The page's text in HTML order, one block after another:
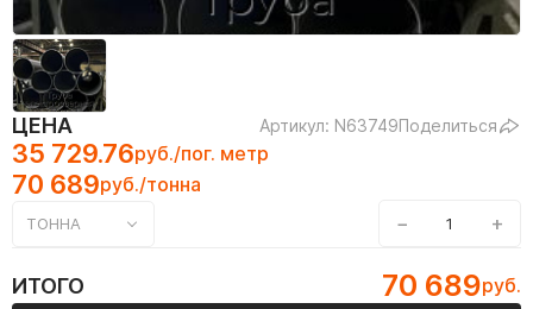
ЦЕНА Артикул: N63749Поделиться
35 729.76руб./пог. метр
70 689руб./тонна
ТОННА − +
ИТОГО 70 689руб.